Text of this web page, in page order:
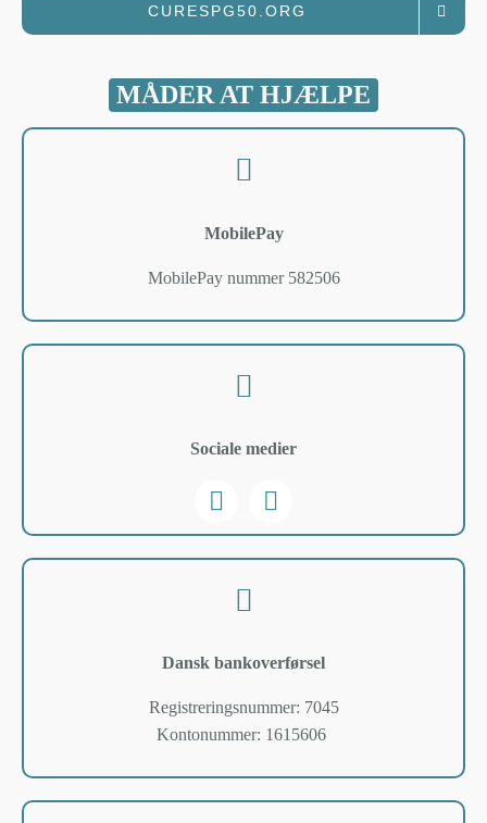
CURESPG50.ORG
MÅDER AT HJÆLPE
MobilePay
MobilePay nummer 582506
Sociale medier
Dansk bankoverførsel
Registreringsnummer: 7045
Kontonummer: 1615606